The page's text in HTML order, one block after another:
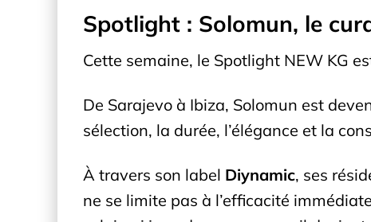
Spotlight : Solomun, le
Cette semaine, le Spotlight NEW KG
De Sarajevo à Ibiza, Solomun est
sélection, la durée, l’élégance et la
À travers son label Diynamic, ses
ne se limite pas à l’efficacité